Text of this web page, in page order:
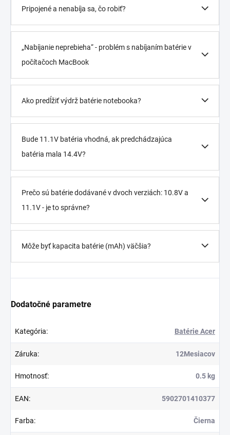
Pripojené a nenabíja sa, čo robiť?
„Nabíjanie neprebieha“ - problém s nabíjaním batérie v
počítačoch MacBook
Ako predĺžiť výdrž batérie notebooka?
Bude 11.1V batéria vhodná, ak predchádzajúca
batéria mala 14.4V?
Prečo sú batérie dodávané v dvoch verziách: 10.8V a
11.1V - je to správne?
Môže byť kapacita batérie (mAh) väčšia?
Dodatočné parametre
Kategória: Batérie Acer
Záruka: 12Mesiacov
Hmotnosť: 0.5 kg
EAN: 5902701410377
Farba: Čierna